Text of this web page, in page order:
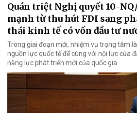
Quán triệt Nghị quyết 10-
mạnh từ thu hút FDI sang
thái kinh tế có vốn đầu tư
Trong giai đoạn mới, nhiệm vụ trọng tâm
nguồn lực quốc tế để cùng với nội lực của
năng lực phát triển mới của quốc gia.